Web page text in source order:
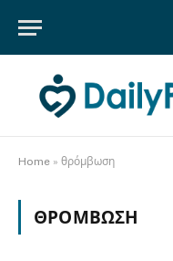
Home » θρόμβωση
ΘΡΌΜΒΩΣΗ